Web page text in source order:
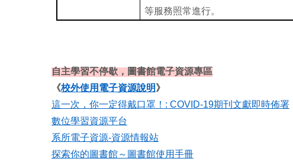
等服務照常進行。
自主學習不停歇，圖書館電子資源專區
《校外使用電子資源說明》
這一次，你一定得戴口罩！: COVID-19期刊文獻即時佈署
數位學習資源平台
系所電子資源-資源情報站
探索你的圖書館～圖書館使用手冊